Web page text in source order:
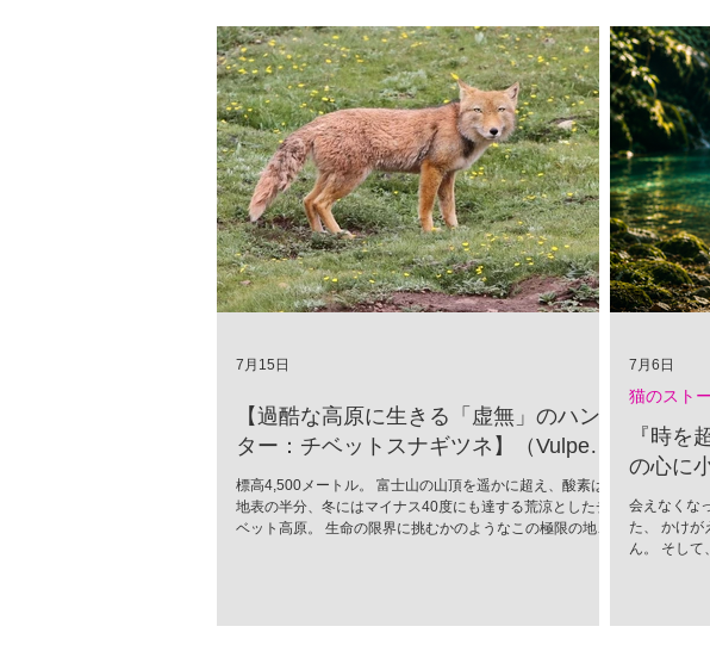
【過酷な高原に生きる「虚無」のハン
ター：チベットスナギツネ】（Vulpes
ferrilata）
標高4,500メートル。 富士山の山頂を遥かに超え、酸素は
地表の半分、冬にはマイナス40度にも達する荒涼としたチ
ベット高原。 生命の限界に挑むかのようなこの極限の地
7月15日
『時を
の心に
Time
会えなくなったか
た、 かけがえのない「一緒にいた時間」 なのかもしれませ
ん。 そして、この物語は―― あなたと愛猫が夢の中で紡い
猫のスト
7月6日